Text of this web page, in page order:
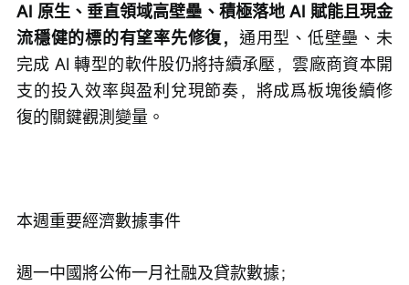
AI 原生、垂直領域高壁壘、積極落地 AI 賦能且現金
流穩健的標的有望率先修復， 通用型、低壁壘、未
完成 AI 轉型的軟件股仍將持續承壓，雲廠商資本開
支的投入效率與盈利兌現節奏，將成爲板塊後續修
復的關鍵觀測變量。
本週重要經濟數據事件
週一中國將公佈一月社融及貸款數據；